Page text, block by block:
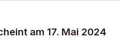
am 17. Mai 2024